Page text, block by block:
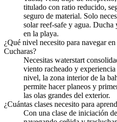
titulado con ratio reducido,
seguro de material. Solo
solar reef-safe y agua. Ducha
en la playa.
¿Qué nivel necesito para navegar
Cucharas?
Necesitas waterstart
viento racheado y
nivel, la zona interior de la
permite hacer planeos y
las olas grandes del exterior.
¿Cuántas clases necesito para
Con una clase de iniciación